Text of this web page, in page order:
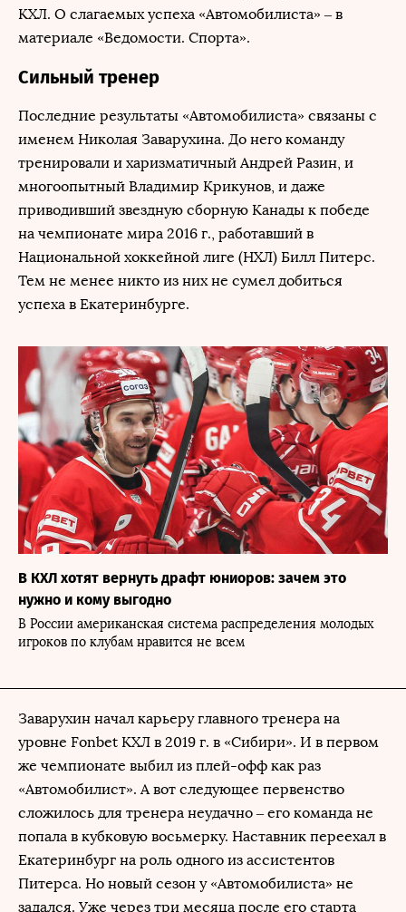
КХЛ. О слагаемых успеха «Автомобилиста» – в
материале «Ведомости. Спорта».
Сильный тренер
Последние результаты «Автомобилиста» связаны с
именем Николая Заварухина. До него команду
тренировали и харизматичный Андрей Разин, и
многоопытный Владимир Крикунов, и даже
приводивший звездную сборную Канады к победе
на чемпионате мира 2016 г., работавший в
Национальной хоккейной лиге (НХЛ) Билл Питерс.
Тем не менее никто из них не сумел добиться
успеха в Екатеринбурге.
В КХЛ хотят вернуть драфт юниоров: зачем это
нужно и кому выгодно
В России американская система распределения молодых
игроков по клубам нравится не всем
Заварухин начал карьеру главного тренера на
уровне Fonbet КХЛ в 2019 г. в «Сибири». И в первом
же чемпионате выбил из плей-офф как раз
«Автомобилист». А вот следующее первенство
сложилось для тренера неудачно – его команда не
попала в кубковую восьмерку. Наставник переехал в
Екатеринбург на роль одного из ассистентов
Питерса. Но новый сезон у «Автомобилиста» не
задался. Уже через три месяца после его старта